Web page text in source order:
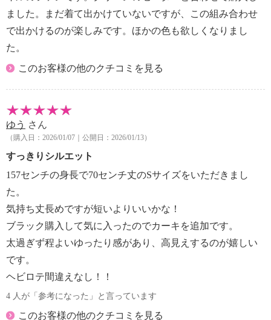
ました。まだ着て出かけていないですが、この組み合わせ
で出かけるのが楽しみです。ほかの色も欲しくなりまし
た。
このお客様の他のクチコミを見る
ゆう さん
（購入日：2026/01/07｜公開日：2026/01/13）
すっきりシルエット
157センチの身長で70センチ丈のSサイズをいただきまし
た。
気持ち丈長めですが短いよりいいかな！
ブラック購入して気に入ったのでカーキを追加です。
太過ぎず程よいゆったり感があり、高見えするのが嬉しい
です。
ヘビロテ間違えなし！！
4 人が「参考になった」と言っています
このお客様の他のクチコミを見る